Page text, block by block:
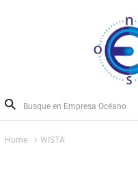
Home WISTA